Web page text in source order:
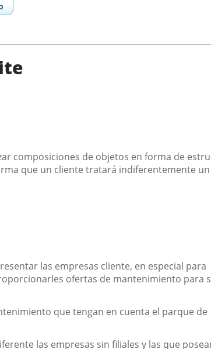
composiciones de objetos en forma de
que un cliente tratará indiferentemente un
las empresas cliente, en especial para
ofertas de mantenimiento para
que tengan en cuenta el parque de
las empresas sin filiales y las que